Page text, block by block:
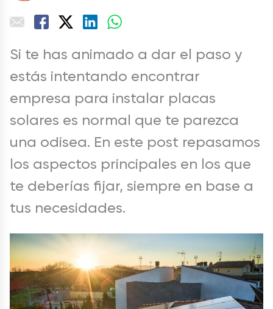
Si te has animado a dar el paso y
estás intentando encontrar
empresa para instalar placas
solares es normal que te parezca
una odisea. En este post repasamos
los aspectos principales en los que
te deberías fijar, siempre en base a
tus necesidades.